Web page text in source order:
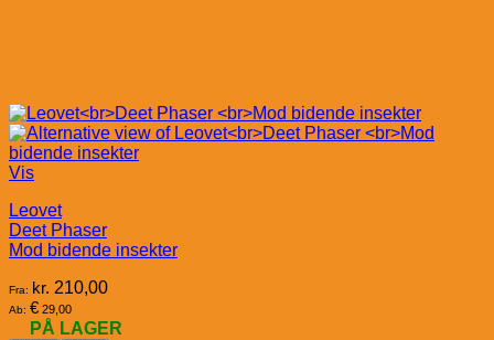
Vis
Leovet
Deet Phaser
Mod bidende insekter
Fra: kr. 210,00
Ab: € 29,00
PÅ LAGER